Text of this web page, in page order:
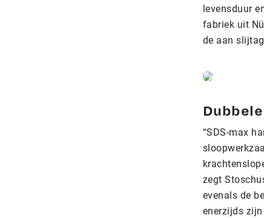
levensduur
fabriek uit
de aan
“SDS-max
zegt
evenals de
enerzijds